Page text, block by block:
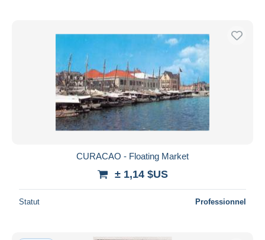
CURACAO - Floating Market
± 1,14 $US
Statut Professionnel